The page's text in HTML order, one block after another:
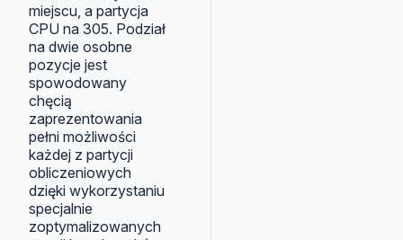
miejscu, a partycja
CPU na 305. Podział
na dwie osobne
pozycje jest
spowodowany
chęcią
zaprezentowania
pełni możliwości
każdej z partycji
obliczeniowych
dzięki wykorzystaniu
specjalnie
zoptymalizowanych